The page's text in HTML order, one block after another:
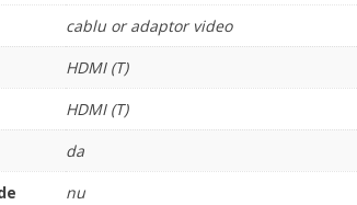
cablu or adaptor video
HDMI (T)
HDMI (T)
da
nu